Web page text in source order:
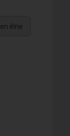
élne